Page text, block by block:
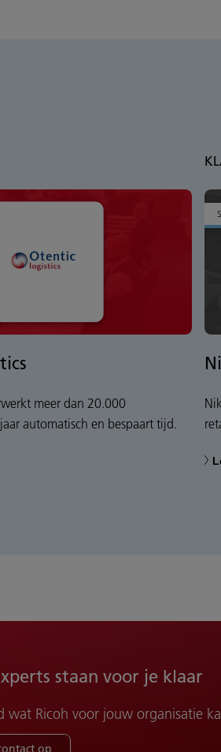
meer dan 20.000
automatisch en bespaart tijd.
staan voor je klaar
wat Ricoh voor jouw organisatie